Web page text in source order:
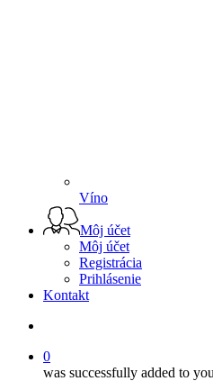
Víno
Môj účet
Môj účet
Registrácia
Prihlásenie
Kontakt
0
was successfully added to